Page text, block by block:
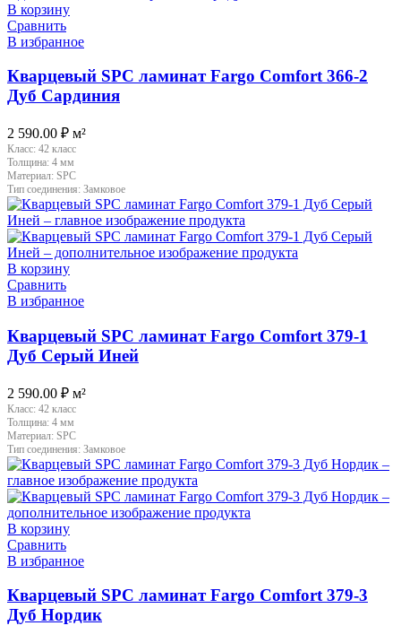
В корзину
Сравнить
В избранное
Кварцевый SPC ламинат Fargo Comfort 366-2
Дуб Сардиния
2 590.00 ₽ м²
Класс: 42 класс
Толщина: 4 мм
Материал: SPC
Тип соединения: Замковое
В корзину
Сравнить
В избранное
Кварцевый SPC ламинат Fargo Comfort 379-1
Дуб Серый Иней
2 590.00 ₽ м²
Класс: 42 класс
Толщина: 4 мм
Материал: SPC
Тип соединения: Замковое
В корзину
Сравнить
В избранное
Кварцевый SPC ламинат Fargo Comfort 379-3
Дуб Нордик